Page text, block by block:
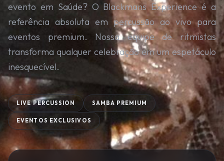
evento em Saúde? O Blackmans Experience é a
referência absoluta em percussão ao vivo para
eventos premium. Nossa equipe de ritmistas
transforma qualquer celebração em um espetáculo
inesquecível.
LIVE PERCUSSION SAMBA PREMIUM
EVENTOS EXCLUSIVOS